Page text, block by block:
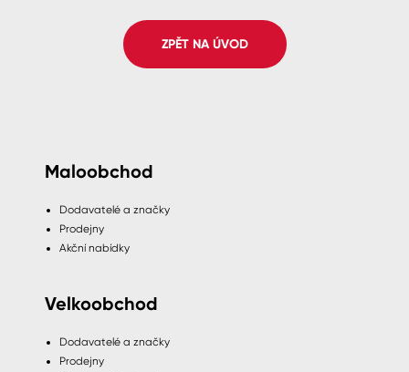
Spreje ZPĚT NA ÚVOD
Maloobchod
Dodavatelé a značky
Prodejny
Akční nabídky
Velkoobchod
Dodavatelé a značky
Prodejny